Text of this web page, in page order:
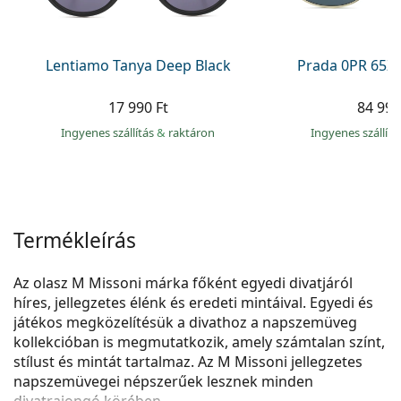
Precision
Lentiamo Tanya Deep Black
17 990 Ft
Ingyenes szállítás& raktáron
Prada 0PR
84
Ingyenes
Termékleírás
Az olasz M Missoni márka főként egyedi divatjáról
híres, jellegzetes élénk és eredeti mintáival. Egyedi és
játékos megközelítésük a divathoz a napszemüveg
kollekcióban is megmutatkozik, amely számtalan színt,
stílust és mintát tartalmaz. Az M Missoni jellegzetes
napszemüvegei népszerűek lesznek minden